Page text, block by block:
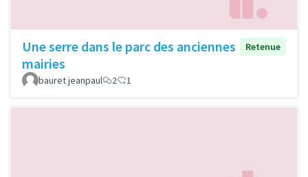
Une serre dans le parc des anciennes
mairies
Retenue
bauret jeanpaul 2 1